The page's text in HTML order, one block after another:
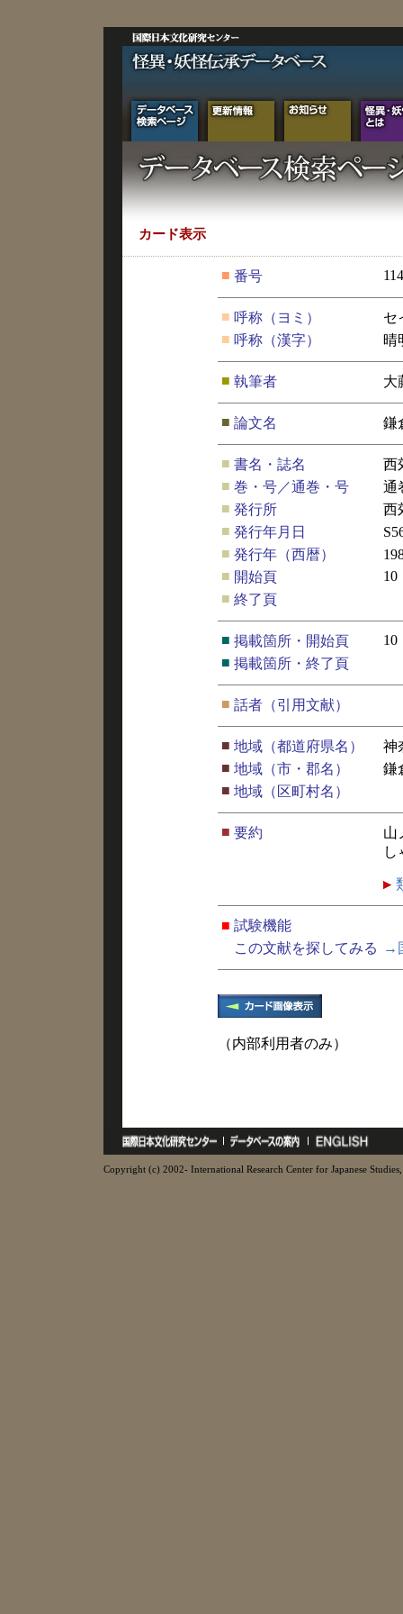
カード表示
■ 番号
■ 呼称（ヨミ）
セ
■ 呼称（漢字） 晴
■ 執筆者 大
■ 論文名 鎌
■ 書名・誌名
西
■ 巻・号／通巻・号
通
■ 発行所
西
■ 発行年月日
■ 発行年（西暦）
■ 開始頁
10
■ 終了頁
■ 掲載箇所・開始頁
10
■ 掲載箇所・終了頁
■ 話者（引用文献）
■ 地域（都道府県名）
神
■ 地域（市・郡名）
鎌
■ 地域（区町村名）
■ 要約
山
し
■ 試験機能
この文献を探してみる
→
（内部利用者のみ）
Copyright (c) 2002- International Research Center for Japanese